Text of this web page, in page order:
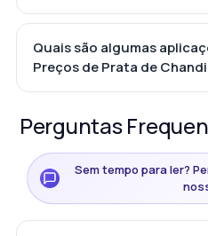
Quais são algumas
Preços de Prata de
Perguntas
Sem tempo para ler?